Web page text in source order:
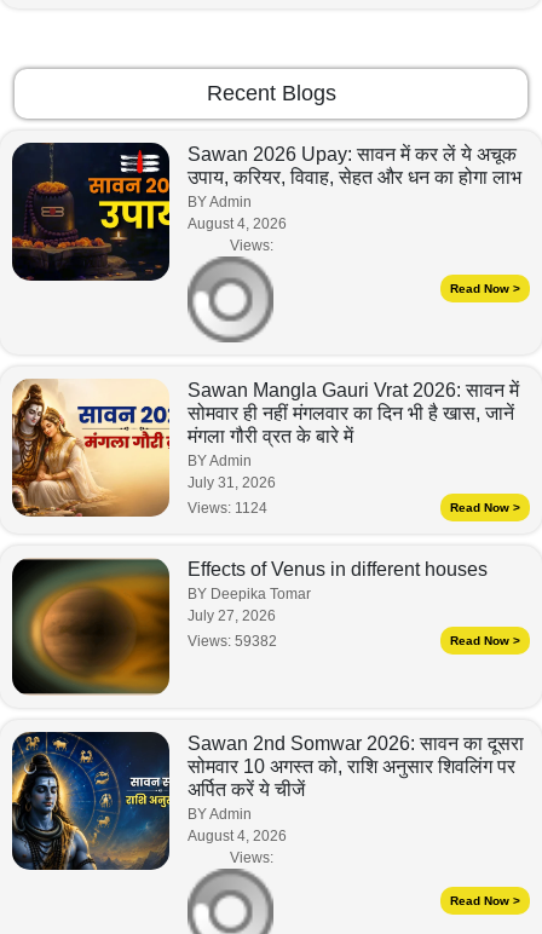
Recent Blogs
Sawan 2026 Upay: सावन में कर लें ये अचूक
उपाय, करियर, विवाह, सेहत और धन का होगा लाभ
BY Admin
August 4, 2026
Views:
Read Now >
Sawan Mangla Gauri Vrat 2026: सावन में
सोमवार ही नहीं मंगलवार का दिन भी है खास, जानें
मंगला गौरी व्रत के बारे में
BY Admin
July 31, 2026
Views: 1124 Read Now >
Effects of Venus in different houses
BY Deepika Tomar
July 27, 2026
Views: 59382 Read Now >
Sawan 2nd Somwar 2026: सावन का दूसरा
सोमवार 10 अगस्त को, राशि अनुसार शिवलिंग पर
अर्पित करें ये चीजें
BY Admin
August 4, 2026
Views:
Read Now >